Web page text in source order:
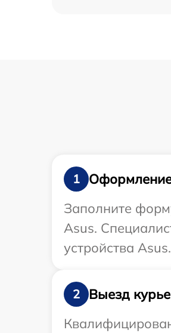
1
Заполните
Asus.
устройства Asus.
2
Выезд